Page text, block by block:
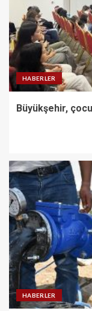
HABERLER
Büyükşehir,
HABERLER